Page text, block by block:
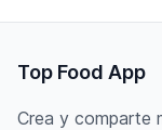
Top Food App
Crea y comparte